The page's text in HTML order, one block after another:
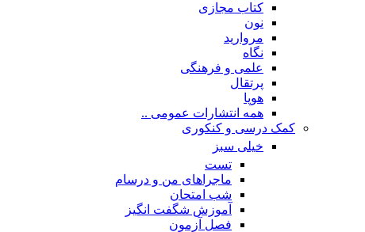
کتاب مجازی
نون
مروارید
نگاه
علمی و فرهنگی
پرتقال
هوپا
همه انتشارات عمومی ..
کمک درسی و کنکوری
خیلی سبز
تست
ماجراهای من و درسام
شب امتحان
آموزش شگفت انگیز
فصل آزمون